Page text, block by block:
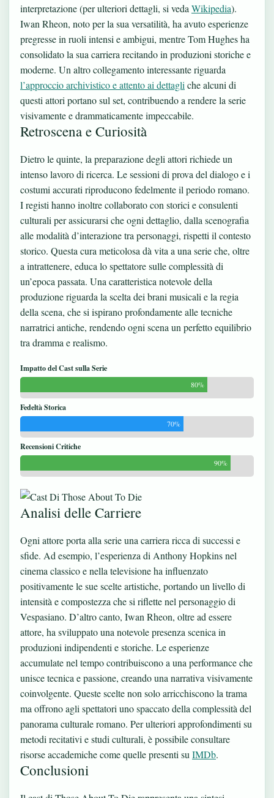
interpretazione (per ulteriori dettagli, si veda Wikipedia).
Iwan Rheon, noto per la sua versatilità, ha avuto esperienze
pregresse in ruoli intensi e ambigui, mentre Tom Hughes ha
consolidato la sua carriera recitando in produzioni storiche e
moderne. Un altro collegamento interessante riguarda
l’approccio archivistico e attento ai dettagli che alcuni di
questi attori portano sul set, contribuendo a rendere la serie
visivamente e drammaticamente impeccabile.
Retroscena e Curiosità
Dietro le quinte, la preparazione degli attori richiede un
intenso lavoro di ricerca. Le sessioni di prova del dialogo e i
costumi accurati riproducono fedelmente il periodo romano.
I registi hanno inoltre collaborato con storici e consulenti
culturali per assicurarsi che ogni dettaglio, dalla scenografia
alle modalità d’interazione tra personaggi, rispetti il contesto
storico. Questa cura meticolosa dà vita a una serie che, oltre
a intrattenere, educa lo spettatore sulle complessità di
un’epoca passata. Una caratteristica notevole della
produzione riguarda la scelta dei brani musicali e la regia
della scena, che si ispirano profondamente alle tecniche
narratrici antiche, rendendo ogni scena un perfetto equilibrio
tra dramma e realismo.
Impatto del Cast sulla Serie
80%
Fedeltà Storica
70%
Recensioni Critiche
90%
Analisi delle Carriere
Ogni attore porta alla serie una carriera ricca di successi e
sfide. Ad esempio, l’esperienza di Anthony Hopkins nel
cinema classico e nella televisione ha influenzato
positivamente le sue scelte artistiche, portando un livello di
intensità e compostezza che si riflette nel personaggio di
Vespasiano. D’altro canto, Iwan Rheon, oltre ad essere
attore, ha sviluppato una notevole presenza scenica in
produzioni indipendenti e storiche. Le esperienze
accumulate nel tempo contribuiscono a una performance che
unisce tecnica e passione, creando una narrativa visivamente
coinvolgente. Queste scelte non solo arricchiscono la trama
ma offrono agli spettatori uno spaccato della complessità del
panorama culturale romano. Per ulteriori approfondimenti su
metodi recitativi e studi culturali, è possibile consultare
risorse accademiche come quelle presenti su IMDb.
Conclusioni